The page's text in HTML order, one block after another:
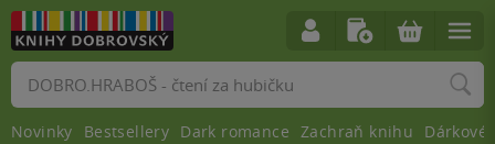
Vyhledávání
Novinky Bestsellery Dark romance Zachraň knihu Dárkové